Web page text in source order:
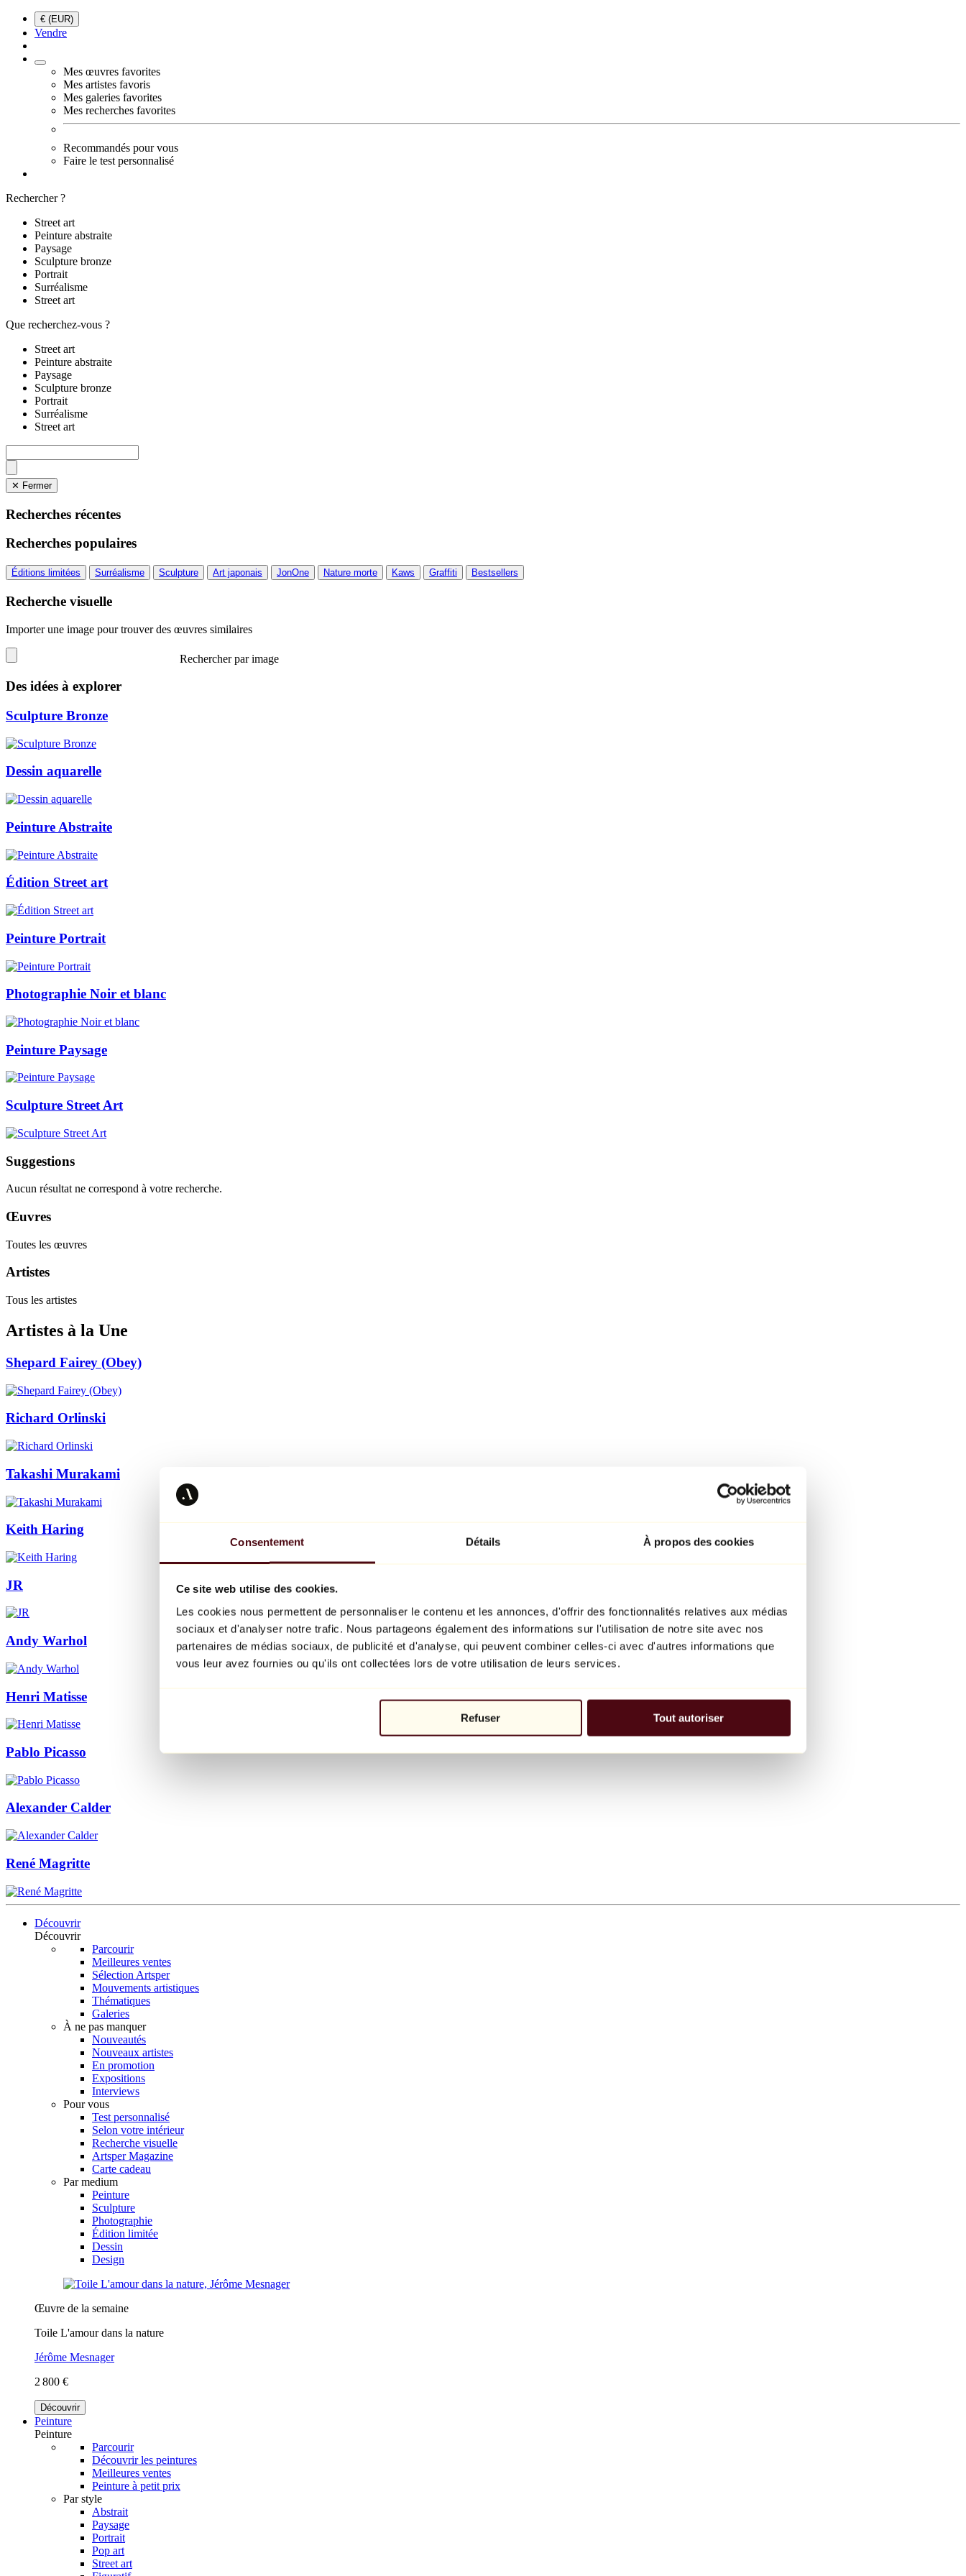
Consentement Détails À propos des cookies
Ce site web utilise des cookies.
Les cookies nous permettent de personnaliser le contenu et les annonces, d'offrir des fonctionnalités relatives aux médias
sociaux et d'analyser notre trafic. Nous partageons également des informations sur l'utilisation de notre site avec nos
partenaires de médias sociaux, de publicité et d'analyse, qui peuvent combiner celles-ci avec d'autres informations que
vous leur avez fournies ou qu'ils ont collectées lors de votre utilisation de leurs services.
Refuser Tout autoriser
€ (EUR)
Vendre
Mes œuvres favorites
Mes artistes favoris
Mes galeries favorites
Mes recherches favorites
Recommandés pour vous
Faire le test personnalisé
Rechercher ?
Street art
Peinture abstraite
Paysage
Sculpture bronze
Portrait
Surréalisme
Street art
Que recherchez-vous ?
Street art
Peinture abstraite
Paysage
Sculpture bronze
Portrait
Surréalisme
Street art
✕ Fermer
Recherches récentes
Recherches populaires
Éditions limitées Surréalisme Sculpture Art japonais JonOne Nature morte Kaws Graffiti Bestsellers
Recherche visuelle
Importer une image pour trouver des œuvres similaires
Rechercher par image
Des idées à explorer
Sculpture Bronze
Dessin aquarelle
Peinture Abstraite
Édition Street art
Peinture Portrait
Photographie Noir et blanc
Peinture Paysage
Sculpture Street Art
Suggestions
Aucun résultat ne correspond à votre recherche.
Œuvres
Toutes les œuvres
Artistes
Tous les artistes
Artistes à la Une
Shepard Fairey (Obey)
Richard Orlinski
Takashi Murakami
Keith Haring
JR
Andy Warhol
Henri Matisse
Pablo Picasso
Alexander Calder
René Magritte
Découvrir
Découvrir
Parcourir
Meilleures ventes
Sélection Artsper
Mouvements artistiques
Thématiques
Galeries
À ne pas manquer
Nouveautés
Nouveaux artistes
En promotion
Expositions
Interviews
Pour vous
Test personnalisé
Selon votre intérieur
Recherche visuelle
Artsper Magazine
Carte cadeau
Par medium
Peinture
Sculpture
Photographie
Édition limitée
Dessin
Design
Œuvre de la semaine
Toile L'amour dans la nature
Jérôme Mesnager
2 800 €
Découvrir
Peinture
Peinture
Parcourir
Découvrir les peintures
Meilleures ventes
Peinture à petit prix
Par style
Abstrait
Paysage
Portrait
Pop art
Street art